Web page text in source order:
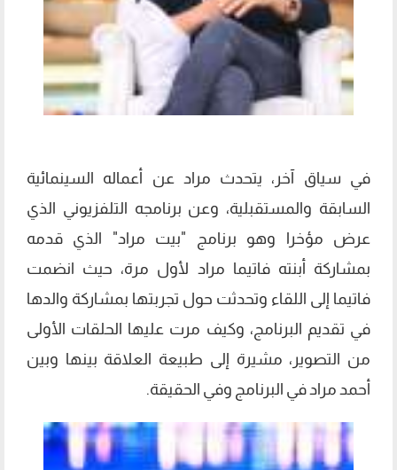
في سياق آخر، يتحدث مراد عن أعماله السينمائية
السابقة والمستقبلية، وعن برنامجه التلفزيوني الذي
عرض مؤخرا وهو برنامج "بيت مراد" الذي قدمه
بمشاركة أبنته فاتيما مراد لأول مرة، حيث انضمت
فاتيما إلى اللقاء وتحدثت حول تجربتها بمشاركة والدها
في تقديم البرنامج، وكيف مرت عليها الحلقات الأولى
من التصوير، مشيرة إلى طبيعة العلاقة بينها وبين
أحمد مراد في البرنامج وفي الحقيقة.